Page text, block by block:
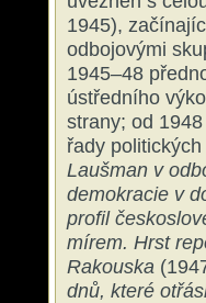
1945),
odbojovými
1945–48
ústředního
strany; od
řady
Laušman v
demokracie v
profil
mírem. Hrst
Rakouska
dnů, které